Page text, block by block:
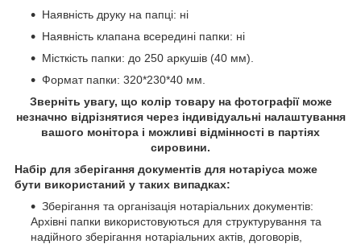
Наявність друку на папці: ні
Наявність клапана всередині папки: ні
Місткість папки: до 250 аркушів (40 мм).
Формат папки: 320*230*40 мм.
Зверніть увагу, що колір товару на фотографії може
незначно відрізнятися через індивідуальні налаштування
вашого монітора і можливі відмінності в партіях
сировини.
Набір для зберігання документів для нотаріуса може
бути використаний у таких випадках:
Зберігання та організація нотаріальних документів:
Архівні папки використовуються для структурування та
надійного зберігання нотаріальних актів, договорів,